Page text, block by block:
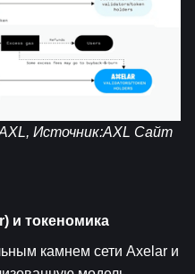
Источник:AXL Сайт
и токеномика
камнем сети Axelar и